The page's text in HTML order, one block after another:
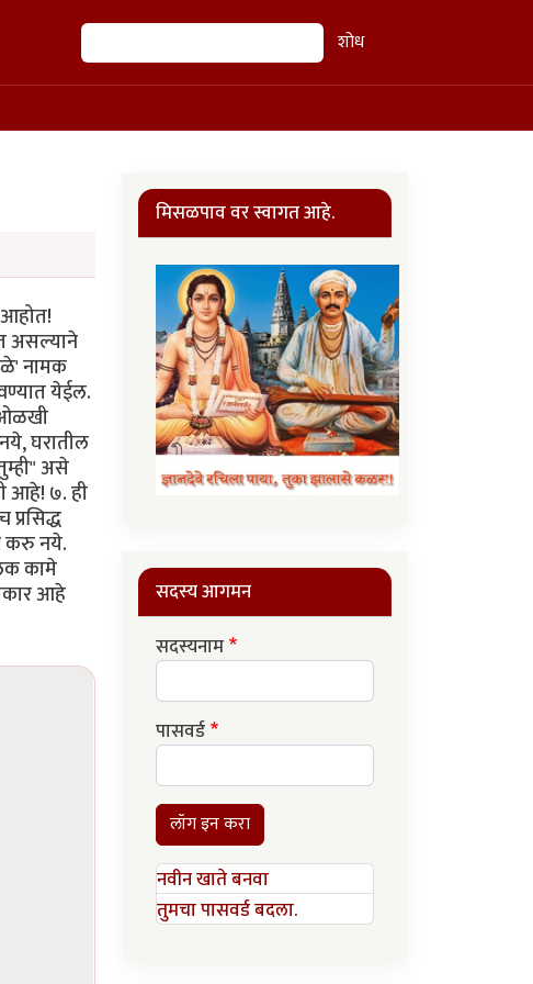
शोध शोध
असल्याने
नामक
येईल.
घरातील
असे
आहे! ७. ही
करु नये.
कामे
आहे
मिसळपाव वर स्वागत आहे.
सदस्य आगमन
सदस्यनाम
पासवर्ड
लॉग इन करा
नवीन खाते बनवा
तुमचा पासवर्ड बदला.